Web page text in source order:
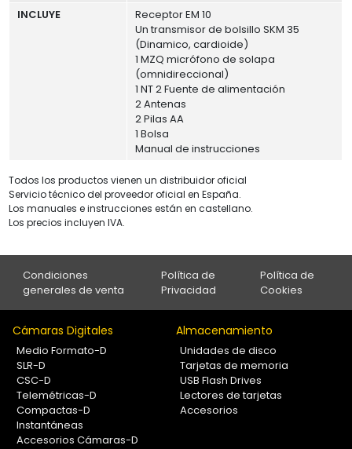
INCLUYE
Receptor EM 10
Un transmisor de bolsillo SKM 35
(Dinamico, cardioide)
1 MZQ micrófono de solapa
(omnidireccional)
1 NT 2 Fuente de alimentación
2 Antenas
2 Pilas AA
1 Bolsa
Manual de instrucciones
Todos los productos vienen un distribuidor oficial
Servicio técnico del proveedor oficial en España.
Los manuales e instrucciones están en castellano.
Los precios incluyen IVA.
Condiciones
generales de venta
Política de
Privacidad
Política de
Cookies
Cámaras Digitales
Medio Formato-D
SLR-D
CSC-D
Telemétricas-D
Compactas-D
Instantáneas
Accesorios Cámaras-D
Almacenamiento
Unidades de disco
Tarjetas de memoria
USB Flash Drives
Lectores de tarjetas
Accesorios